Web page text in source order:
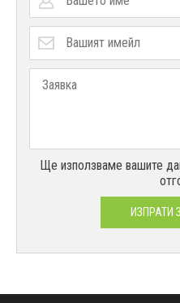
Ще използваме вашите
ИЗПРАТИ